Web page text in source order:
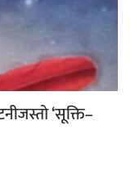
‘सूक्ति–